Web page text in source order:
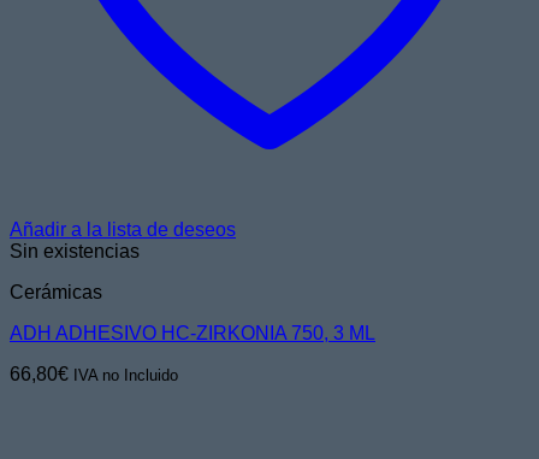
Añadir a la lista de deseos
Sin existencias
Cerámicas
ADH ADHESIVO HC-ZIRKONIA 750, 3 ML
66,80€ IVA no Incluido